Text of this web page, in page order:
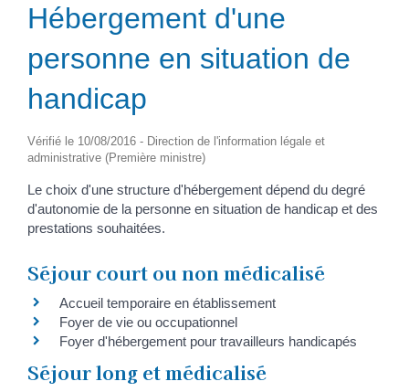
Hébergement d'une
personne en situation de
handicap
Vérifié le 10/08/2016 - Direction de l'information légale et
administrative (Première ministre)
Le choix d'une structure d'hébergement dépend du degré
d'autonomie de la personne en situation de handicap et des
prestations souhaitées.
Séjour court ou non médicalisé
Accueil temporaire en établissement
Foyer de vie ou occupationnel
Foyer d'hébergement pour travailleurs handicapés
Séjour long et médicalisé